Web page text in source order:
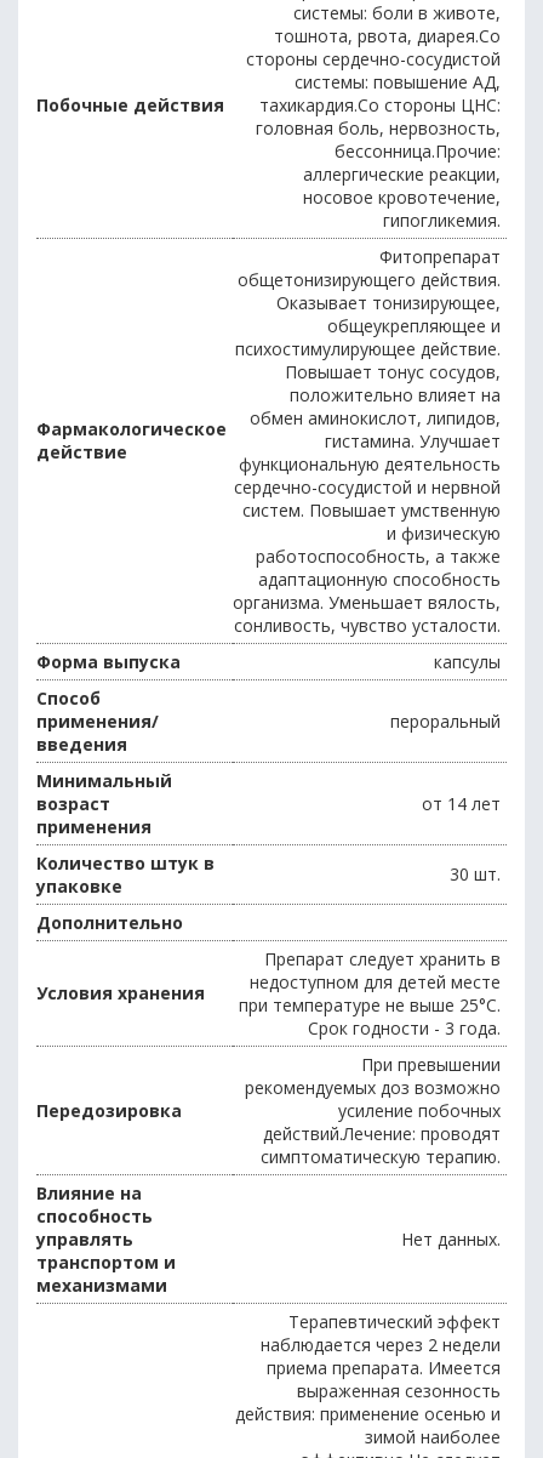
Побочные действия
системы: боли в животе,
тошнота, рвота, диарея.Со
стороны сердечно-сосудистой
системы: повышение АД,
тахикардия.Со стороны ЦНС:
головная боль, нервозность,
бессонница.Прочие:
аллергические реакции,
носовое кровотечение,
гипогликемия.
Фармакологическое
действие
Фитопрепарат
общетонизирующего действия.
Оказывает тонизирующее,
общеукрепляющее и
психостимулирующее действие.
Повышает тонус сосудов,
положительно влияет на
обмен аминокислот, липидов,
гистамина. Улучшает
функциональную деятельность
сердечно-сосудистой и нервной
систем. Повышает умственную
и физическую
работоспособность, а также
адаптационную способность
организма. Уменьшает вялость,
сонливость, чувство усталости.
Форма выпуска
капсулы
Способ
применения/
введения
пероральный
Минимальный
возраст
применения
от 14 лет
Количество штук в
упаковке
30 шт.
Дополнительно
Условия хранения
Препарат следует хранить в
недоступном для детей месте
при температуре не выше 25°С.
Срок годности - 3 года.
Передозировка
При превышении
рекомендуемых доз возможно
усиление побочных
действий.Лечение: проводят
симптоматическую терапию.
Влияние на
способность
управлять
транспортом и
механизмами
Нет данных.
Терапевтический эффект
наблюдается через 2 недели
приема препарата. Имеется
выраженная сезонность
действия: применение осенью и
зимой наиболее